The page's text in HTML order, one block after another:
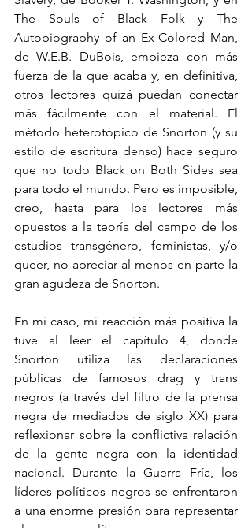
The Souls of Black Folk y The
Autobiography of an Ex-Colored Man,
de W.E.B. DuBois, empieza con más
fuerza de la que acaba y, en definitiva,
otros lectores quizá puedan conectar
más fácilmente con el material. El
método heterotópico de Snorton (y su
estilo de escritura denso) hace seguro
que no todo Black on Both Sides sea
para todo el mundo. Pero es imposible,
creo, hasta para los lectores más
opuestos a la teoría del campo de los
estudios transgénero, feministas, y/o
queer, no apreciar al menos en parte la
gran agudeza de Snorton.
En mi caso, mi reacción más positiva la
tuve al leer el capítulo 4, donde
Snorton utiliza las declaraciones
públicas de famosos drag y trans
negros (a través del filtro de la prensa
negra de mediados de siglo XX) para
reflexionar sobre la conflictiva relación
de la gente negra con la identidad
nacional. Durante la Guerra Fría, los
líderes políticos negros se enfrentaron
a una enorme presión para representar